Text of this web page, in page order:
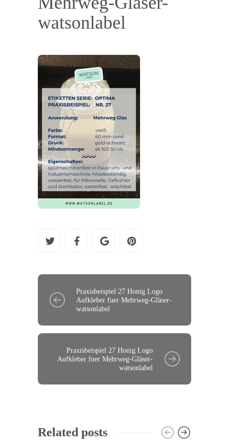
watsonlabel
Praxisbeispiel 27 Honig Logo
Aufkleber fuer Mehrweg-Gläser-
watsonlabel
Praxisbeispiel 27 Honig Logo
Aufkleber fuer Mehrweg-Gläser-
watsonlabel
Related posts